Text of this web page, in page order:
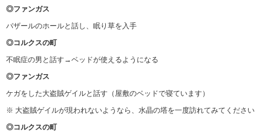
◎ファンガス
バザールのホールと話し、眠り草を入手
◎コルクスの町
不眠症の男と話す→ベッドが使えるようになる
◎ファンガス
ケガをした大盗賊ゲイルと話す（屋敷のベッドで寝ています）
※ 大盗賊ゲイルが現われないようなら、水晶の塔を一度訪れてみてください
◎コルクスの町